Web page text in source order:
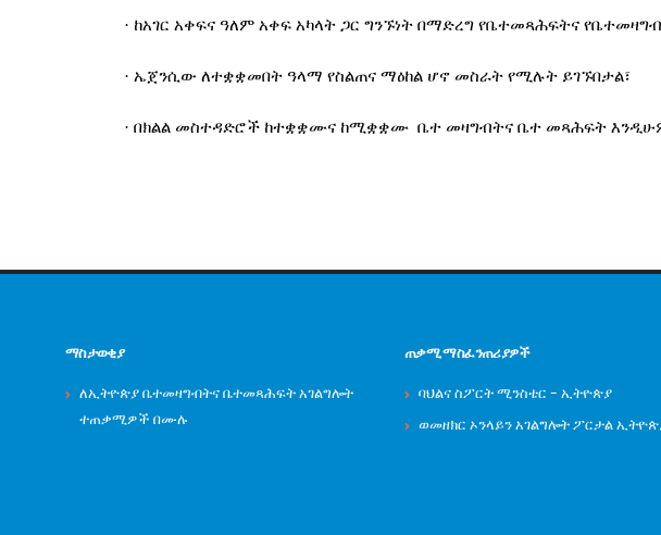
· ከአገር አቀፍና ዓለም አቀፍ አካላት ጋር ግንኙነት በማድረግ የቤተመጻሕፍትና
· ኤጀንሲው ለተቋቋመበት ዓላማ የስልጠና ማዕከል ሆኖ መስራት የሚሉት ይገኙበታል፣
· በክልል መስተዳድሮች ከተቋቋሙና ከሚቋቋሙ ቤተ መዛግብትና ቤተ መጻሕፍት
ማስታወቂያ
ለኢትዮጵያ ቤተመዛግብትና ቤተመጻሕፍት አገልግሎት
ተጠቃሚዎች በሙሉ
ጠቃሚ ማስፈንጠሪያዎች
ባህልና ስፖርት ሚንስቴር - ኢትዮጵያ
ወመዘክር ኦንላይን አገልግሎት ፖርታል